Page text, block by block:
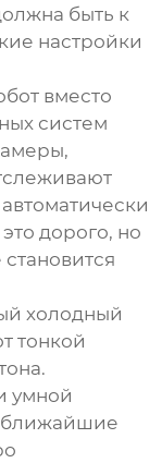
быть к
настройки
вместо
систем
дорого, но
холодный
тонкой
умной
ближайшие